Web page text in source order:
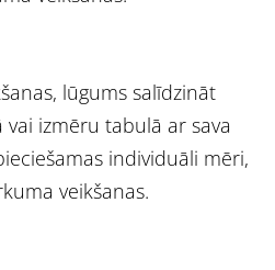
lūgums salīdzināt
izmēru tabulā ar sava
individuāli mēri,
veikšanas.